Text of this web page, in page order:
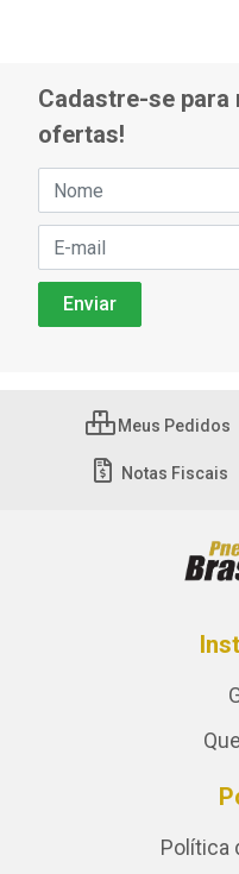
Cadastre-se para
ofertas!
Meus Pedidos
Notas Fiscais
Política